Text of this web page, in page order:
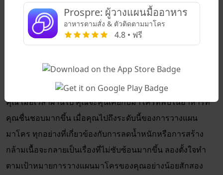
แบบดั้งเดิมหรือโปรแกรมการลดน้ำหนักไม่ทำงานในระยะยาว
แต่การติดตามมาโครทำงานได้ดีกว่าสิ่งอื่นใด
กลัวในตอนแรก แต่คุณจะมีเวลาที่ง่ายขึ้นมากเมื่อคุณใช้เครื่อง
มือในการวางแผนมื้ออาหารที่ทำงานได้ดีในชีวิตประจำวันของ
คุณ เมื่อเวลาผ่านไป คุณจะคุ้นเคยกับมาโครที่พบในอาหารที่
คุณชื่นชอบมากขึ้น เมื่อคุณไปถึงระดับนี้ของการวางแผน
มาโคร ทุกอย่างที่เกี่ยวข้องกับการลดน้ำหนักหรือการสร้าง
กล้ามเนื้อจะกลายเป็นเรื่องที่ไม่ซับซ้อนมากขึ้น ลองตั้งใจทำ
ตามเป้าหมายการวางแผนมาโครของคุณอย่างน้อยสักสอง
Prospre: ผู้วางแผนมื้ออาหาร
อาหารตามสั่ง & ตัวติดตามมาโคร
4.8 • ฟรี